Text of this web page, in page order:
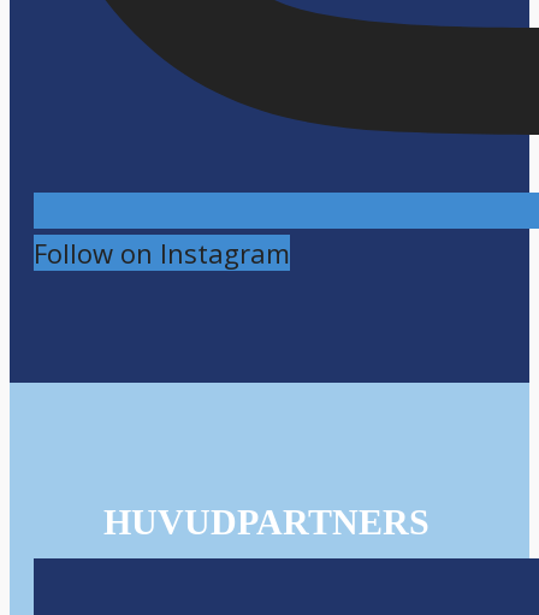
Follow on Instagram
HUVUDPARTNERS